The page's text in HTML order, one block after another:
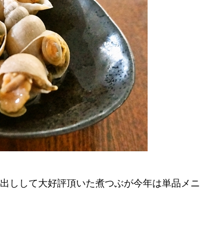
しして大好評頂いた煮つぶが今年は単品メニ